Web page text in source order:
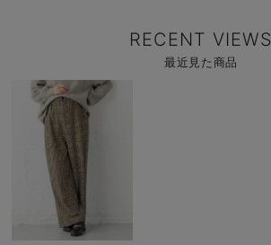
RECENT VIEWS
最近見た商品